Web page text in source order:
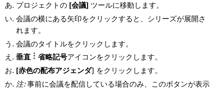
プロジェクトの [会議] ツールに移動します。
会議の横にある矢印をクリックすると、シリーズが展開さ
れます。
会議のタイトルをクリックします。
垂直
省略記号アイコンをクリックします。
[赤色の配布アジェンダ] をクリックします。
注:事前に会議を配信している場合のみ、このボタンが表示